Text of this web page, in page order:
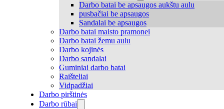
Darbo batai be apsaugos aukštu aulu
pusbačiai be apsaugos
Sandalai be apsaugos
Darbo batai maisto pramonei
Darbo batai žemu aulu
Darbo kojinės
Darbo sandalai
Guminiai darbo batai
Raišteliai
Vidpadžiai
Darbo pirštinės
Darbo rūbai